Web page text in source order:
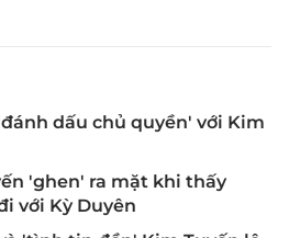
dấu chủ quyền' với Kim
'ghen' ra mặt khi thấy
với Kỳ Duyên